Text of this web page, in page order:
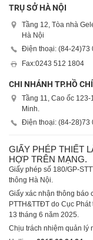
TRỤ SỞ HÀ NỘI
Tầng 12, Tòa nhà
Hà Nội
Điện thoại: (84-24)73
Fax:0243 512 1804
CHI NHÁNH TP.HỒ
Tầng 11, Cao ốc
Minh.
Điện thoại: (84-28)73
GIẤY PHÉP THIẾT
HỢP TRÊN MẠNG.
Giấy phép số 180/GP-
thông Hà Nội.
Giấy xác nhận thông báo
PTTH&TTĐT do Cục
13 tháng 6 năm 2025.
Chịu trách nhiệm quản lý